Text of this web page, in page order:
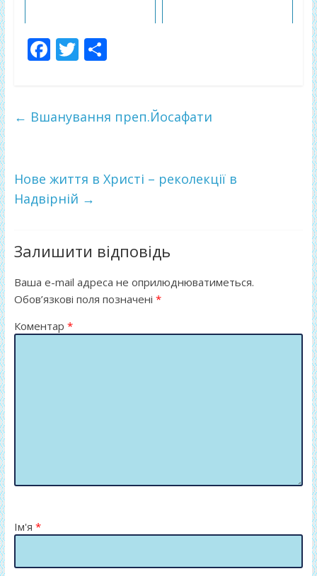
F
b
k
T
er
П
л
и
← Вшанування преп.Йосафати
Нове життя в Христі – реколекції в
Надвірній →
Залишити відповідь
Ваша e-mail адреса не оприлюднюватиметься.
Обов’язкові поля позначені *
Коментар *
Ім'я *